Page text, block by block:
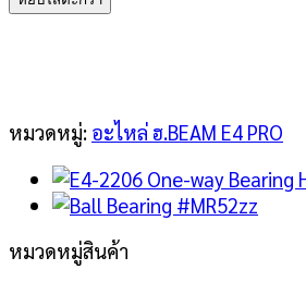
2201
ชิ้น
หมวดหมู่: อะไหล่ ฮ.BEAM E4 PRO
หมวดหมู่สินค้า